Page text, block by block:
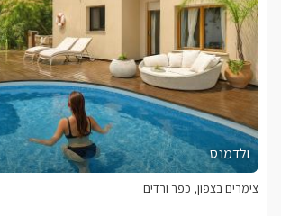
ולדמנס
צימרים בצפון, כפר ורדים